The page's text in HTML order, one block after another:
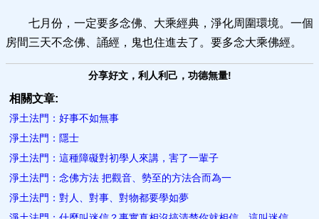
七月份，一定要多念佛、大乘經典，淨化周圍環境。一個
房間三天不念佛、誦經，鬼也住進去了。要多念大乘佛經。
分享好文，利人利己，功德無量!
相關文章:
淨土法門：好事不如無事
淨土法門：隱士
淨土法門：這種障礙對初學人來講，害了一輩子
淨土法門：念佛方法 把觀音、勢至的方法合而為一
淨土法門：對人、對事、對物都要學如夢